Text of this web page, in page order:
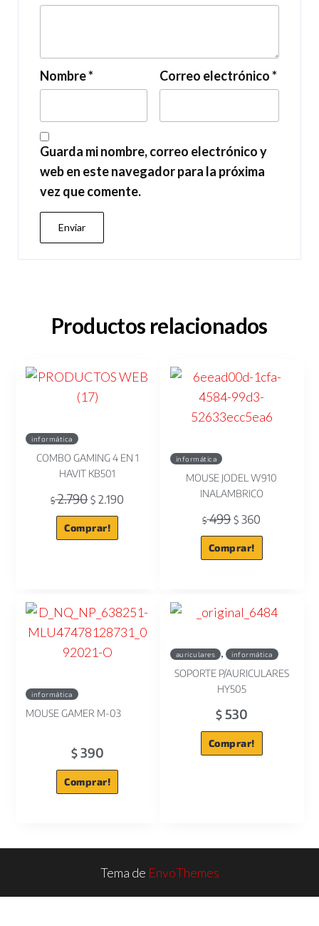
Nombre* Correo electrónico*
Guarda mi nombre, correo electrónico y
web en este navegador para la próxima
vez que comente.
Productos relacionados
informática
COMBO GAMING 4 EN 1
HAVIT KB501
$2.790 $ 2.190
Comprar!
informática
MOUSE JODEL W910
INALAMBRICO
$499 $ 360
Comprar!
informática
MOUSE GAMER M-03
$390
Comprar!
auriculares , informática
SOPORTE P/AURICULARES
HY505
$530
Comprar!
Tema de EnvoThemes